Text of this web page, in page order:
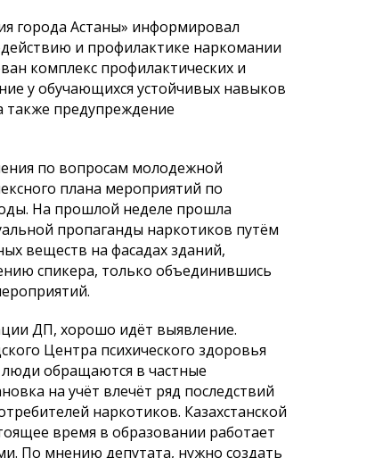
города Астаны» информировал
и профилактике наркомании
комплекс профилактических и
у обучающихся устойчивых навыков
также предупреждение
по вопросам молодежной
плана мероприятий по
На прошлой неделе прошла
пропаганды наркотиков путём
веществ на фасадах зданий,
спикера, только объединившись
ДП, хорошо идёт выявление.
Центра психического здоровья
люди обращаются в частные
на учёт влечёт ряд последствий
наркотиков. Казахстанской
время в образовании работает
По мнению депутата, нужно создать